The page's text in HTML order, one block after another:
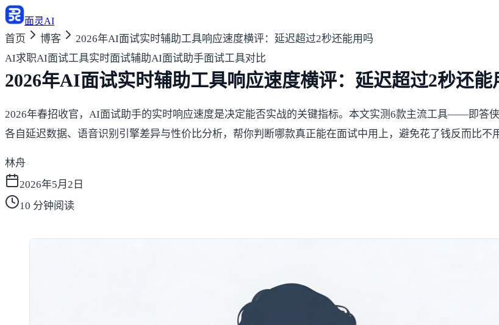
面灵AI
首页 博客
2026年AI面试实时辅助工具响应速度横评：延迟超过2秒还能用吗
AI求职AI面试工具实时面试辅助AI面试助手面试工具对比
2026年AI面试实时辅助工具响应速度横评：延迟超过2秒还能
2026年春招收官，AI面试助手的实时响应速度是决定能否实战的关键指标。本文实测6款主流工具——即答
各自延迟数据、语音识别引擎差异与性价比分析，帮你判断哪款真正能在面试中用上，避免花了钱反而比不
林舟
2026年5月2日
10 分钟阅读